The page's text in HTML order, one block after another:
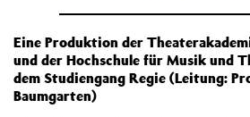
Eine Produktion der
und der Hochschule für Musik und
dem Studiengang Regie (Leitung:
Baumgarten)